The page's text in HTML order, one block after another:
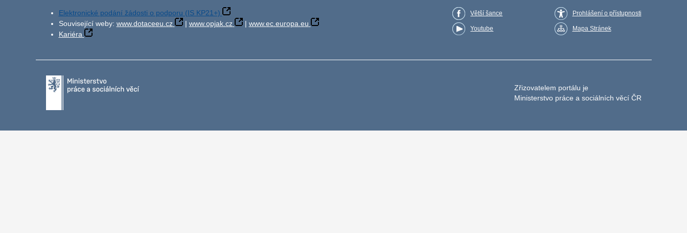
Elektronické podání žádosti o podporu (IS KP21+)
Související weby: www.dotaceeu.cz | www.opjak.cz | www.ec.europa.eu
Kariéra
Větší šance
Youtube
Prohlášení o přístupnosti
Mapa Stránek
Zřizovatelem portálu je
Ministerstvo práce a sociálních věcí ČR